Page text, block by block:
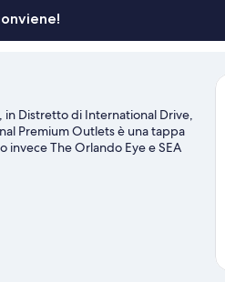
in Distretto di International Drive,
Premium Outlets è una tappa
The Orlando Eye e SEA
Center e Aquatica. Scopri le